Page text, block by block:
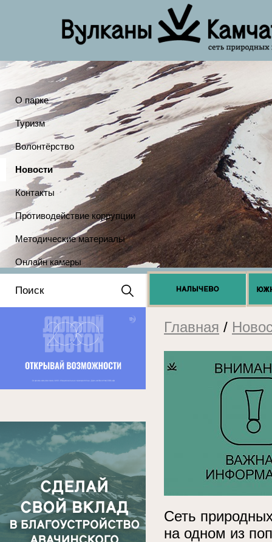
О парке
Туризм
Волонтёрство
Новости
Контакты
Противодействие коррупции
Методические материалы
Онлайн камеры
Положение о выдаче
разрешений 2025
Главная /
Сеть
на одном из